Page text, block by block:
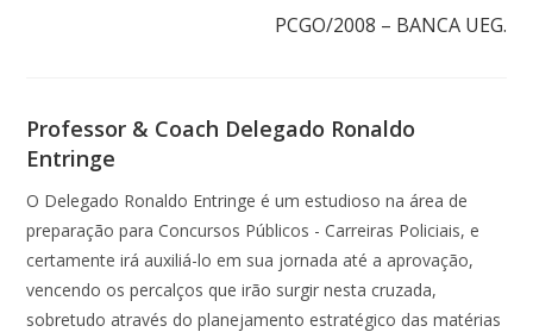
PCGO/2008 – BANCA UEG.
Professor & Coach Delegado Ronaldo
Entringe
O Delegado Ronaldo Entringe é um estudioso na área de
preparação para Concursos Públicos - Carreiras Policiais, e
certamente irá auxiliá-lo em sua jornada até a aprovação,
vencendo os percalços que irão surgir nesta cruzada,
sobretudo através do planejamento estratégico das matérias